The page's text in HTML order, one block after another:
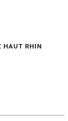
HAUT RHIN